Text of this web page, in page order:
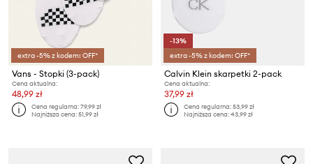
extra -5% z kodem: OFF*
Vans - Stopki (3-pack)
Cena aktualna:
48,99 zł
Cena regularna:79,99 zł
Najniższa cena:51,99 zł
-13%
extra -5% z kodem: OFF*
Calvin Klein skarpetki 2-pack
Cena aktualna:
37,99 zł
Cena regularna:53,99 zł
Najniższa cena:43,99 zł